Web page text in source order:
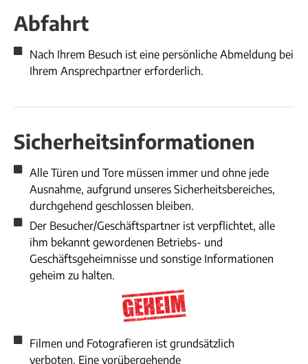
Abfahrt
Nach Ihrem Besuch ist eine persönliche Abmeldung bei
Ihrem Ansprechpartner erforderlich.
Sicherheitsinformationen
Alle Türen und Tore müssen immer und ohne jede
Ausnahme, aufgrund unseres Sicherheitsbereiches,
durchgehend geschlossen bleiben.
Der Besucher/Geschäftspartner ist verpflichtet, alle
ihm bekannt gewordenen Betriebs- und
Geschäftsgeheimnisse und sonstige Informationen
geheim zu halten.
Filmen und Fotografieren ist grundsätzlich
verboten. Eine vorübergehende